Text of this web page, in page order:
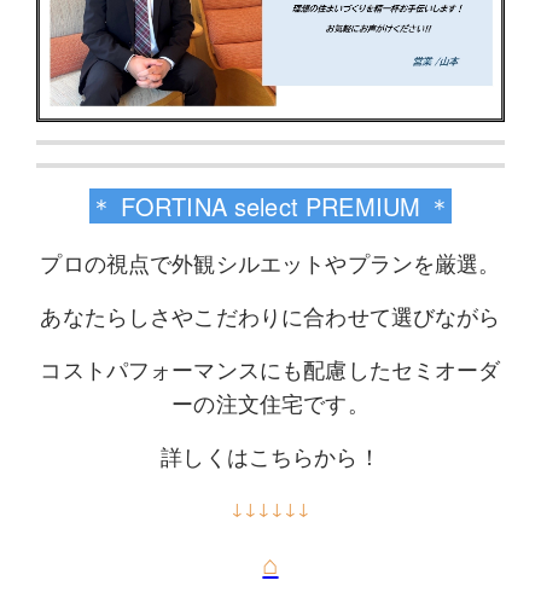
＊ FORTINA select PREMIUM ＊
プロの視点で外観シルエットやプランを厳選。
あなたらしさやこだわりに合わせて選びながら
コストパフォーマンスにも配慮したセミオーダ
ーの注文住宅です。
詳しくはこちらから！
↓↓↓↓↓↓
⌂